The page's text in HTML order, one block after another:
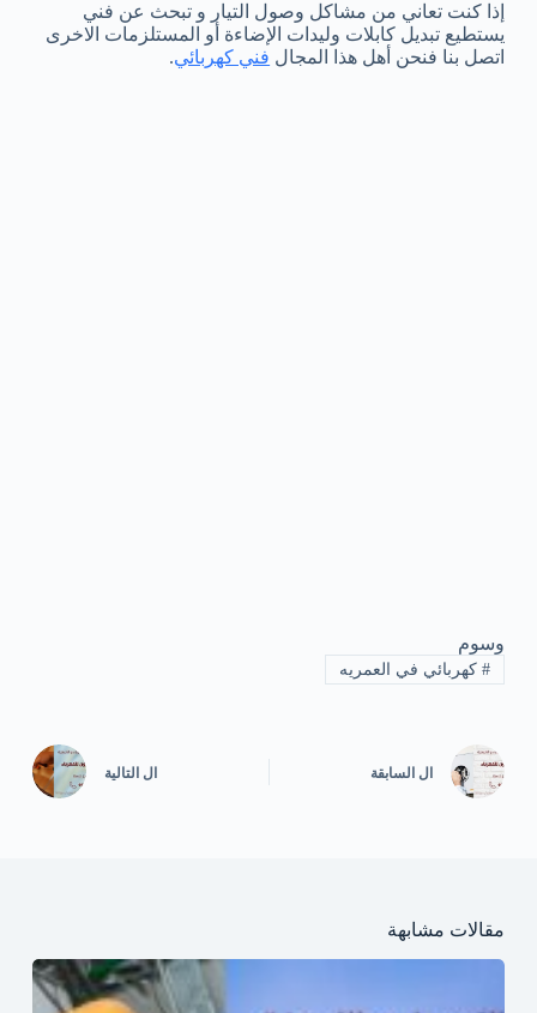
إذا كنت تعاني من مشاكل وصول التيار و تبحث عن فني
يستطيع تبديل كابلات وليدات الإضاءة أو المستلزمات الاخرى
اتصل بنا فنحن أهل هذا المجال فني كهربائي.
وسوم
#كهربائي في العمريه
ال السابقة ال التالية
مقالات مشابهة